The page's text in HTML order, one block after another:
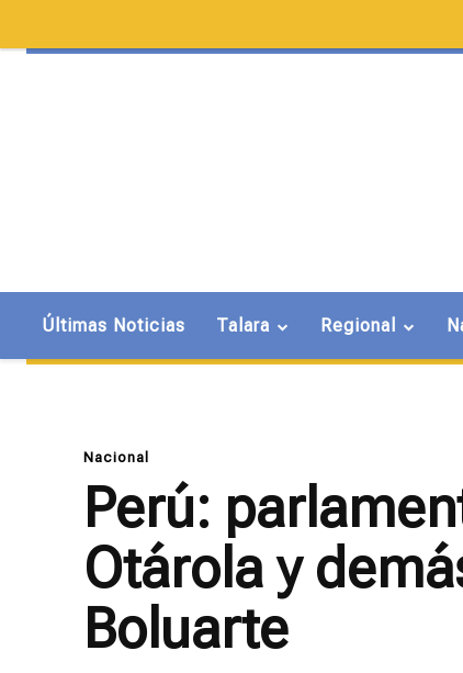
Últimas Noticias Talara Regional
Nacional
Perú:
Otárola y
Boluarte